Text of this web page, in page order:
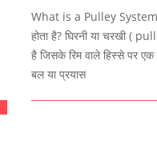
06-
09
What is a Pulley System?
होता है? घिरनी या चरखी (
है जिसके रिम वाले हिस्से पर एक
बल या प्रयास